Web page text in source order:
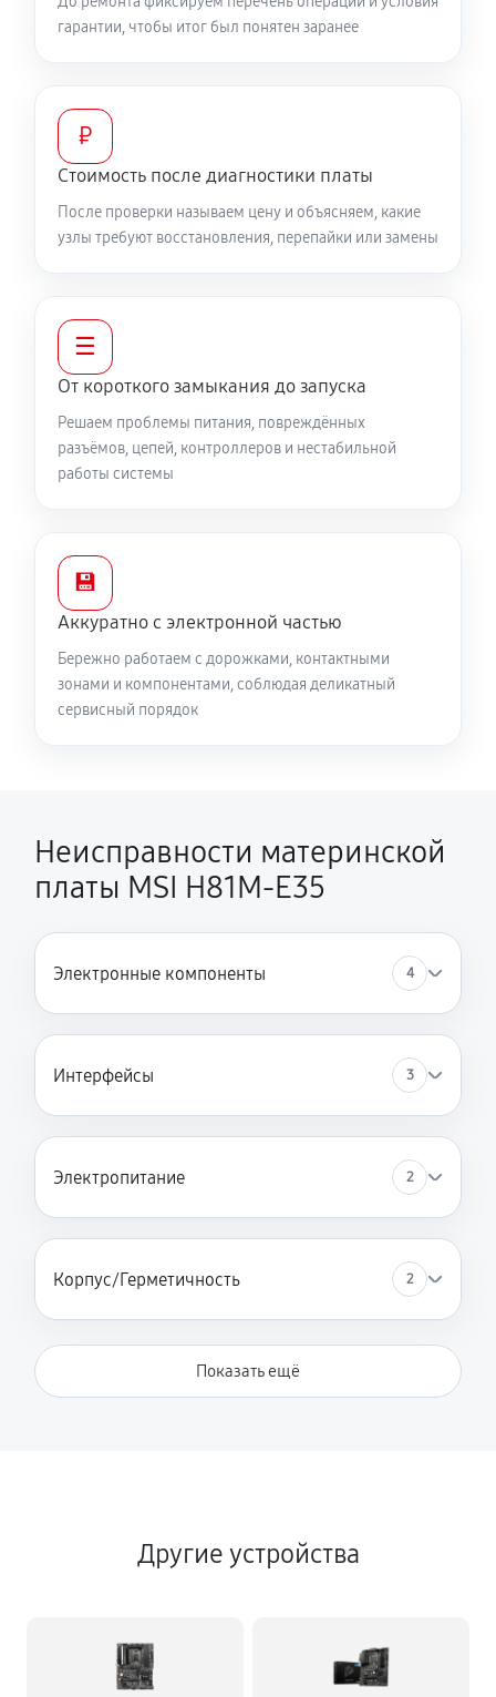
гарантии, чтобы итог был понятен заранее
₽
Стоимость после диагностики платы
После проверки называем цену и объясняем, какие
узлы требуют восстановления, перепайки или замены
☰
От короткого замыкания до запуска
Решаем проблемы питания, повреждённых
разъёмов, цепей, контроллеров и нестабильной
работы системы
💾
Аккуратно с электронной частью
Бережно работаем с дорожками, контактными
зонами и компонентами, соблюдая деликатный
сервисный порядок
Неисправности материнской
платы MSI H81M-E35
Электронные компоненты 4
Интерфейсы 3
Электропитание 2
Корпус/Герметичность 2
Показать ещё
Другие устройства